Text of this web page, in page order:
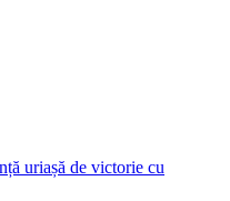
uriașă de victorie cu